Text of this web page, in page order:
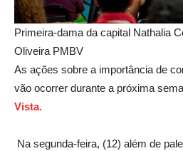
Primeira-dama da capital Nathalia
Oliveira PMBV
As ações sobre a importância de
vão ocorrer durante a próxima
Vista.
Na segunda-feira, (12) além de